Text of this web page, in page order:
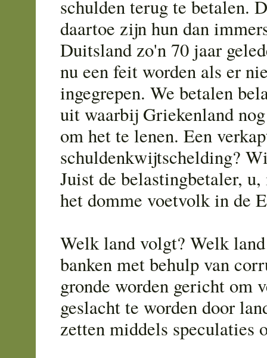
schulden terug te betalen.
daartoe zijn hun dan
Duitsland zo'n 70 jaar
nu een feit worden als er
ingegrepen. We betalen
uit waarbij Griekenland
om het te lenen. Een
schuldenkwijtschelding?
Juist de belastingbetaler,
het domme voetvolk in de
Welk land volgt? Welk
banken met behulp van
gronde worden gericht om
geslacht te worden door
zetten middels speculaties